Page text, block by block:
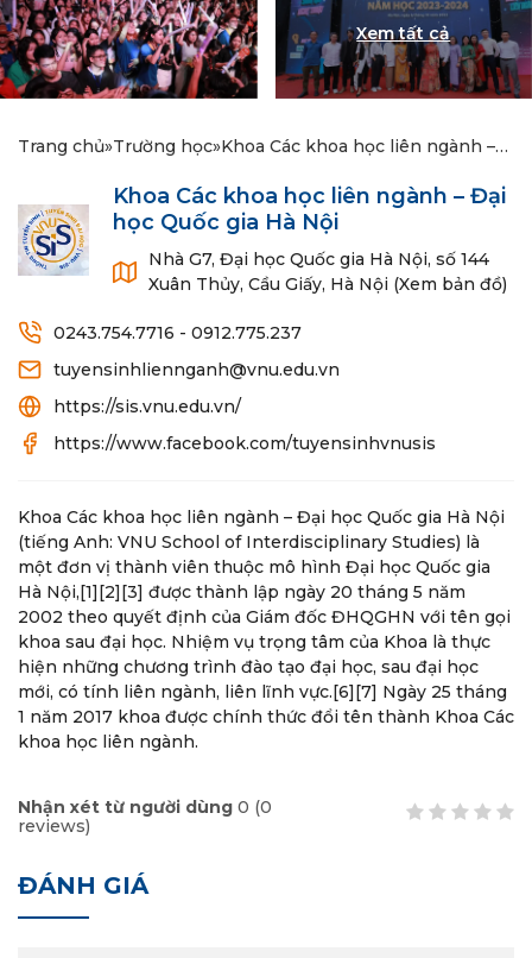
Trang chủ»Trường học»Khoa Các khoa học liên ngành –
Khoa Các khoa học liên ngành – Đại
học Quốc gia Hà Nội
Nhà G7, Đại học Quốc gia Hà Nội, số 144
Xuân Thủy, Cầu Giấy, Hà Nội (Xem bản đồ)
0243.754.7716 - 0912.775.237
tuyensinhliennganh@vnu.edu.vn
https://sis.vnu.edu.vn/
https://www.facebook.com/tuyensinhvnusis
Khoa Các khoa học liên ngành – Đại học Quốc gia Hà Nội
(tiếng Anh: VNU School of Interdisciplinary Studies) là
một đơn vị thành viên thuộc mô hình Đại học Quốc gia
Hà Nội,[1][2][3] được thành lập ngày 20 tháng 5 năm
2002 theo quyết định của Giám đốc ĐHQGHN với tên gọi
khoa sau đại học. Nhiệm vụ trọng tâm của Khoa là thực
hiện những chương trình đào tạo đại học, sau đại học
mới, có tính liên ngành, liên lĩnh vực.[6][7] Ngày 25 tháng
1 năm 2017 khoa được chính thức đổi tên thành Khoa Các
khoa học liên ngành.
Nhận xét từ người dùng 0 (0
reviews)
ĐÁNH GIÁ